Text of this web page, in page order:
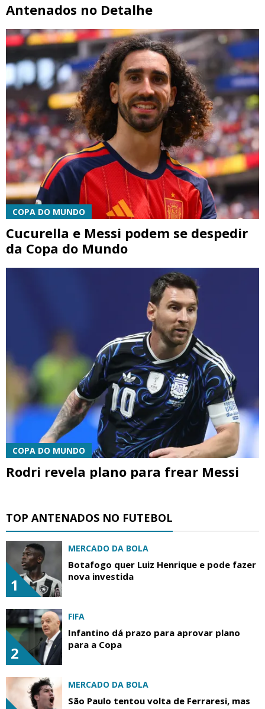
Antenados no Detalhe
COPA DO MUNDO
Cucurella e Messi podem se despedir
da Copa do Mundo
COPA DO MUNDO
Rodri revela plano para frear Messi
TOP ANTENADOS NO FUTEBOL
1
MERCADO DA BOLA
Botafogo quer Luiz Henrique e pode fazer
nova investida
2
FIFA
Infantino dá prazo para aprovar plano
para a Copa
MERCADO DA BOLA
São Paulo tentou volta de Ferraresi, mas